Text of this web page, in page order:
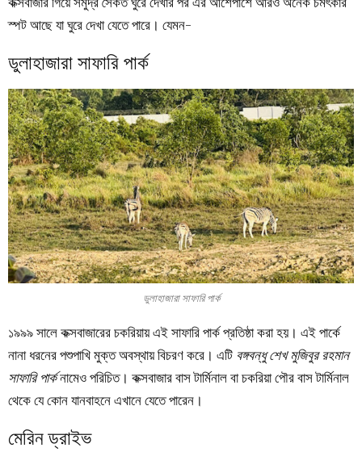
স্পট আছে যা ঘুরে দেখা যেতে পারে। যেমন-
ডুলাহাজারা সাফারি পার্ক
ডুলাহাজারা সাফারি পার্ক
১৯৯৯ সালে কক্সবাজারের চকরিয়ায় এই সাফারি পার্ক প্রতিষ্ঠা করা হয়। এই পার্কে
নানা ধরনের পশুপাখি মুক্ত অবস্থায় বিচরণ করে। এটি বঙ্গবন্ধু শেখ মুজিবুর রহমান
সাফারি পার্কনামেও পরিচিত। কক্সবাজার বাস টার্মিনাল বা চকরিয়া পৌর বাস টার্মিনাল
থেকে যে কোন যানবাহনে এখানে যেতে পারেন।
মেরিন ড্রাইভ